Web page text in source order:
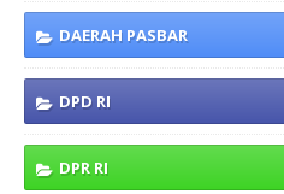
DAERAH PASBAR
DPD RI
DPR RI